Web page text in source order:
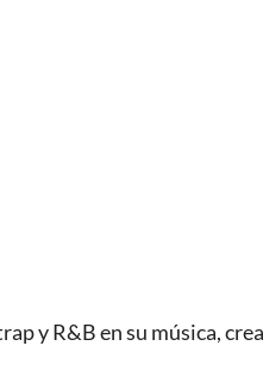
y R&B en su música,